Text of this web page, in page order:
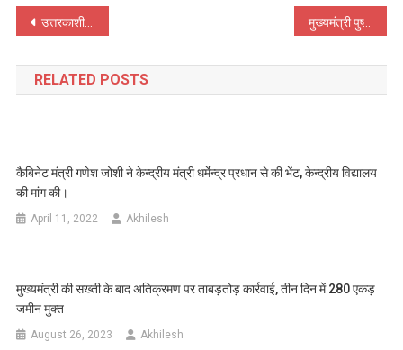
Post
navigation
उत्तरकाशी के कासला ग्राम पंचायत सोमेश्वर महादेव मंदिर के लिए 59.57 लाख व नगर पंचायत पुरोला को विकास कार्यों के लिये 58 .78लाख की वितिय स्वीकृति। मुख्यमंत्री पुष्कर सिंह धामी ने भरत घाट में आयोजित अन्तर्राष्ट्रीय योग महोत्सव में की शिरकत, कहा .. !
RELATED POSTS
कैबिनेट मंत्री गणेश जोशी ने केन्द्रीय मंत्री धर्मेन्द्र प्रधान से की भेंट, केन्द्रीय विद्यालय
की मांग की।
April 11, 2022 Akhilesh
मुख्यमंत्री की सख्ती के बाद अतिक्रमण पर ताबड़तोड़ कार्रवाई, तीन दिन में 280 एकड़
जमीन मुक्त
August 26, 2023 Akhilesh